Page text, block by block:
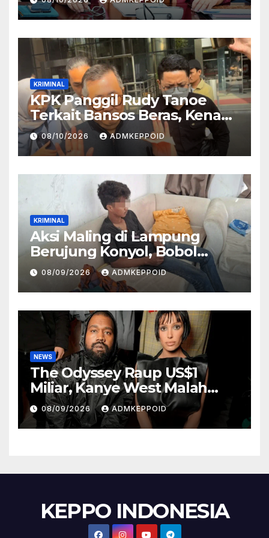
KRIMINAL
KPK Panggil Rudy Tanoe
Terkait Bansos Beras, Kenapa
Pemeriksaannya Diundur?
08/10/2026 ADMKEPPOID
KRIMINAL
Aksi Maling di Lampung
Berujung Konyol, Bobol
Rumah Malah Tertidur Pulas
08/09/2026 ADMKEPPOID
NEWS
The Odyssey Raup US$1
Miliar, Kanye West Malah
Hadapi Gugatan Rp1,9 Triliun
08/09/2026 ADMKEPPOID
KEPPO INDONESIA